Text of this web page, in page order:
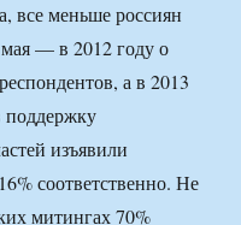
все меньше россиян
мая — в 2012 году о
а в 2013
изъявили
соответственно. Не
митингах 70%